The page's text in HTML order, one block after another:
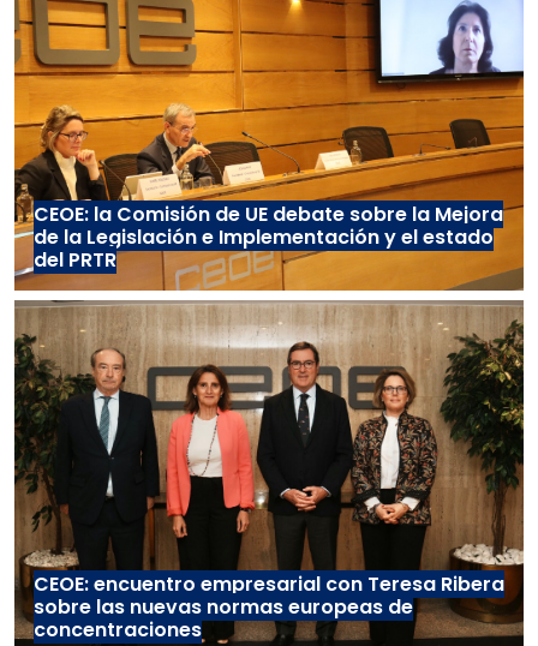
CEOE: la Comisión de UE debate sobre la Mejora
de la Legislación e Implementación y el estado
del PRTR
CEOE: encuentro empresarial con Teresa Ribera
sobre las nuevas normas europeas de
concentraciones